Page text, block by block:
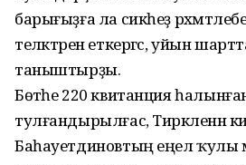
барығыҙға ла сикһеҙ
теләктәрен еткергәс, уйын
таныштырҙы.
Бөтәһе 220 квитанция
тулғандырылғас, Тирәкленән
Баһауетдиновтың еңел ҡулы